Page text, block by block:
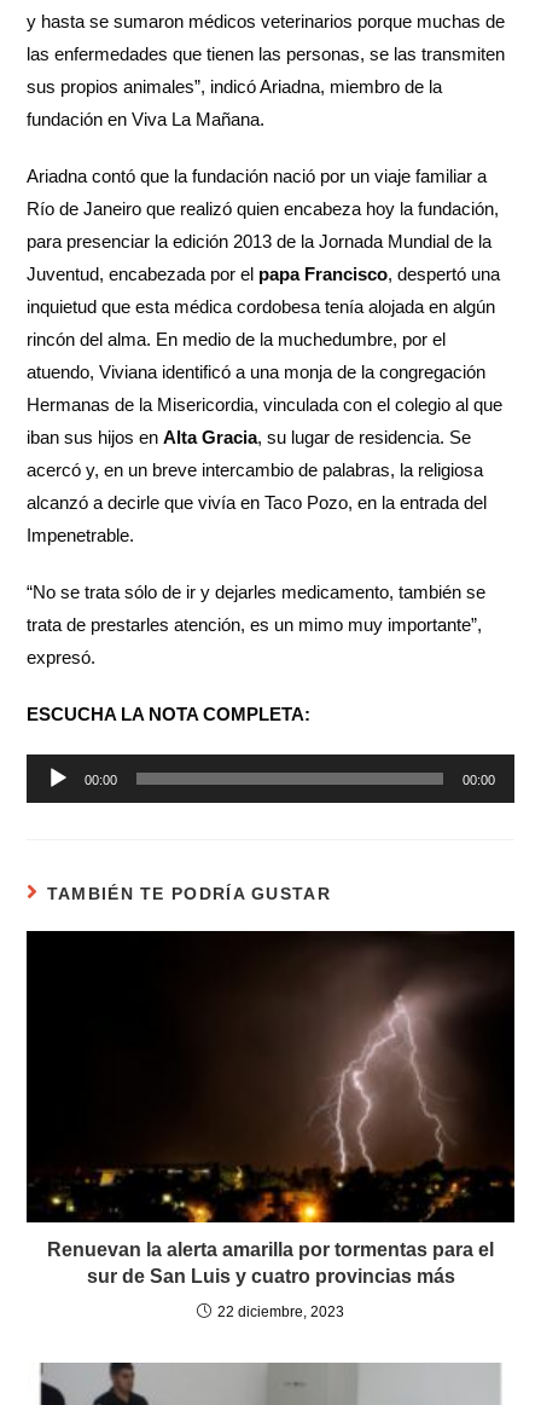
y hasta se sumaron médicos veterinarios porque muchas de
las enfermedades que tienen las personas, se las transmiten
sus propios animales”, indicó Ariadna, miembro de la
fundación en Viva La Mañana.
Ariadna contó que la fundación nació por un viaje familiar a
Río de Janeiro que realizó quien encabeza hoy la fundación,
para presenciar la edición 2013 de la Jornada Mundial de la
Juventud, encabezada por el papa Francisco, despertó una
inquietud que esta médica cordobesa tenía alojada en algún
rincón del alma. En medio de la muchedumbre, por el
atuendo, Viviana identificó a una monja de la congregación
Hermanas de la Misericordia, vinculada con el colegio al que
iban sus hijos enAlta Gracia, su lugar de residencia. Se
acercó y, en un breve intercambio de palabras, la religiosa
alcanzó a decirle que vivía en Taco Pozo, en la entrada del
Impenetrable.
“No se trata sólo de ir y dejarles medicamento, también se
trata de prestarles atención, es un mimo muy importante”,
expresó.
ESCUCHA LA NOTA COMPLETA:
Reproductor
de
00:00 00:00
TAMBIÉN TE PODRÍA GUSTAR
Renuevan la alerta amarilla por tormentas para el
sur de San Luis y cuatro provincias más
22 diciembre, 2023